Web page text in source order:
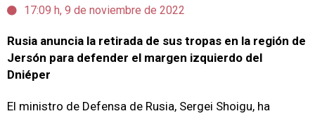
17:09 h, 9 de noviembre de 2022
Rusia anuncia la retirada de sus tropas en la región de
Jersón para defender el margen izquierdo del
Dniéper
El ministro de Defensa de Rusia, Sergei Shoigu, ha